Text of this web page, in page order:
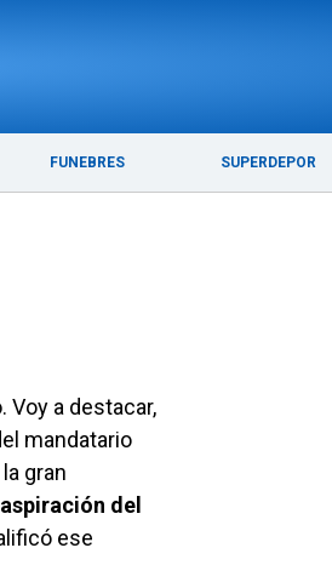
FUNEBRES SUPERDEPOR
MADRYN
Voy a destacar,
mandatario
gran
del
ese